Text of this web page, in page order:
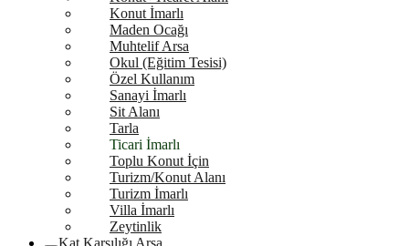
Konut İmarlı
Maden Ocağı
Muhtelif Arsa
Okul (Eğitim Tesisi)
Özel Kullanım
Sanayi İmarlı
Sit Alanı
Tarla
Ticari İmarlı
Toplu Konut İçin
Turizm/Konut Alanı
Turizm İmarlı
Villa İmarlı
Zeytinlik
Kat Karşılığı Arsa